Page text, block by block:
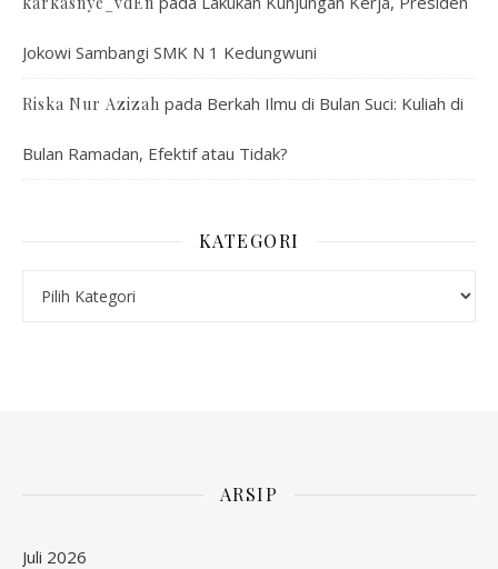
Jokowi Sambangi SMK N 1 Kedungwuni
Riska Nur Azizah pada Berkah Ilmu di Bulan Suci: Kuliah di
Bulan Ramadan, Efektif atau Tidak?
KATEGORI
ARSIP
Juli 2026